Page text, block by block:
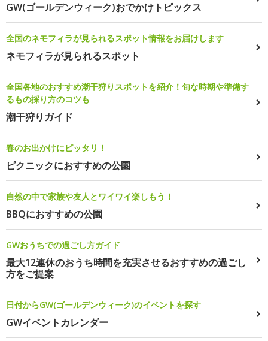
GW(ゴールデンウィーク)おでかけトピックス
全国のネモフィラが見られるスポット情報をお届けします
ネモフィラが見られるスポット
全国各地のおすすめ潮干狩りスポットを紹介！旬な時期や準備す
るもの採り方のコツも
潮干狩りガイド
春のお出かけにピッタリ！
ピクニックにおすすめの公園
自然の中で家族や友人とワイワイ楽しもう！
BBQにおすすめの公園
GWおうちでの過ごし方ガイド
最大12連休のおうち時間を充実させるおすすめの過ごし
方をご提案
日付からGW(ゴールデンウィーク)のイベントを探す
GWイベントカレンダー